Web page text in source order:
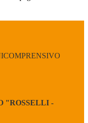
"ROSSELLI -